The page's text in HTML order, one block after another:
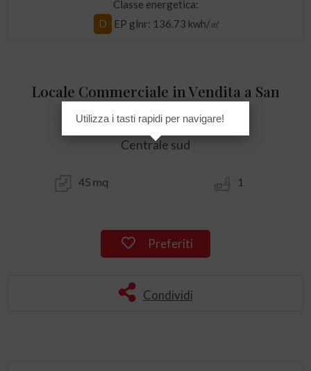
Classe energetica:
D
EP glnr: 136.73 kwh/㎡
Locale Commerciale in Vendita a San
Benedetto del Tronto
Centrale sud
45 mq 1
Preferiti
Condividi
Utilizza i tasti rapidi per navigare!